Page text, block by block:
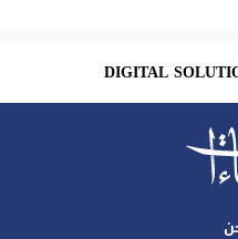
DIGITAL